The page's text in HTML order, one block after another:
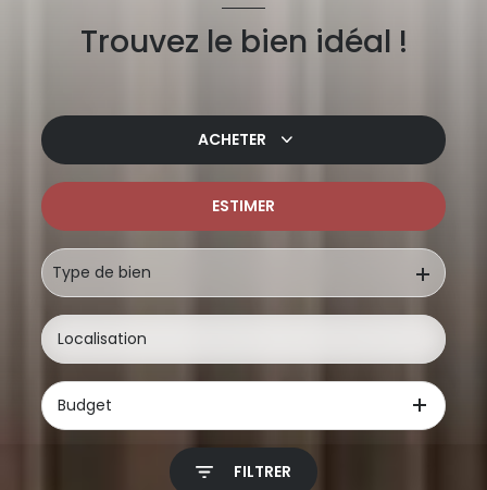
Trouvez le bien idéal !
ACHETER
De l'immo pro
ESTIMER
Type de bien
Budget
FILTRER